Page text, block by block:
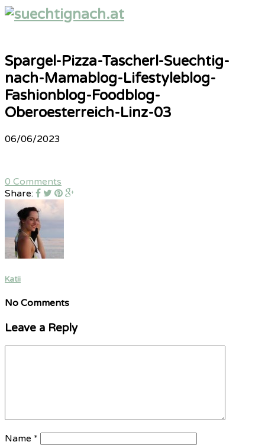
Spargel-Pizza-Tascherl-Suechtig-
nach-Mamablog-Lifestyleblog-
Fashionblog-Foodblog-
Oberoesterreich-Linz-03
06/06/2023
0 Comments
Share:
Katii
No Comments
Leave a Reply
Name *